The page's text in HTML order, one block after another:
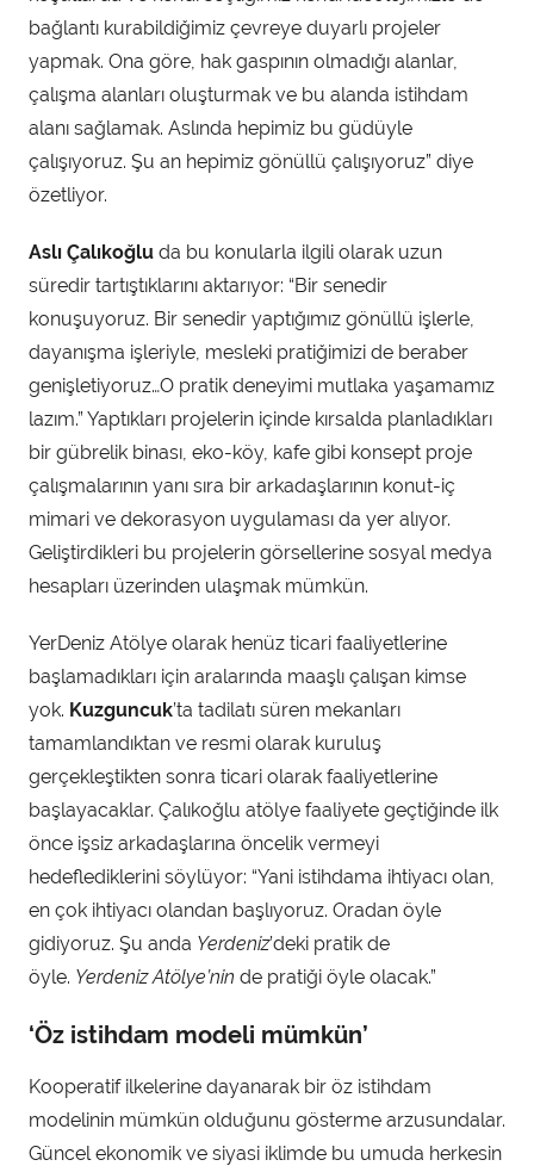
bağlantı kurabildiğimiz çevreye duyarlı projeler
yapmak. Ona göre, hak gaspının olmadığı alanlar,
çalışma alanları oluşturmak ve bu alanda istihdam
alanı sağlamak. Aslında hepimiz bu güdüyle
çalışıyoruz. Şu an hepimiz gönüllü çalışıyoruz” diye
özetliyor.
Aslı Çalıkoğlu da bu konularla ilgili olarak uzun
süredir tartıştıklarını aktarıyor: “Bir senedir
konuşuyoruz. Bir senedir yaptığımız gönüllü işlerle,
dayanışma işleriyle, mesleki pratiğimizi de beraber
genişletiyoruz…O pratik deneyimi mutlaka yaşamamız
lazım.” Yaptıkları projelerin içinde kırsalda planladıkları
bir gübrelik binası, eko-köy, kafe gibi konsept proje
çalışmalarının yanı sıra bir arkadaşlarının konut-iç
mimari ve dekorasyon uygulaması da yer alıyor.
Geliştirdikleri bu projelerin görsellerine sosyal medya
hesapları üzerinden ulaşmak mümkün.
YerDeniz Atölye olarak henüz ticari faaliyetlerine
başlamadıkları için aralarında maaşlı çalışan kimse
yok. Kuzguncuk’ta tadilatı süren mekanları
tamamlandıktan ve resmi olarak kuruluş
gerçekleştikten sonra ticari olarak faaliyetlerine
başlayacaklar. Çalıkoğlu atölye faaliyete geçtiğinde ilk
önce işsiz arkadaşlarına öncelik vermeyi
hedeflediklerini söylüyor: “Yani istihdama ihtiyacı olan,
en çok ihtiyacı olandan başlıyoruz. Oradan öyle
gidiyoruz. Şu anda Yerdeniz’deki pratik de
öyle. Yerdeniz Atölye’nin de pratiği öyle olacak.”
‘Öz istihdam modeli mümkün’
Kooperatif ilkelerine dayanarak bir öz istihdam
modelinin mümkün olduğunu gösterme arzusundalar.
Güncel ekonomik ve siyasi iklimde bu umuda herkesin